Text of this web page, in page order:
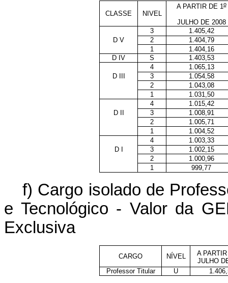
CLASSE NIVEL
A PARTIR DE 1o
JULHO DE 2008
3
1.405,42
D V
2
1.404,79
1
1.404,16
D IV
S
1.403,53
4
1.065,13
D III
3
1.054,58
2
1.043,08
1
1.031,50
4
1.015,42
D II
3
1.008,91
2
1.005,71
1
1.004,52
4
1.003,33
D I
3
1.002,15
2
1.000,96
1
999,77
f) Cargo isolado de
e Tecnológico - Valor da
Exclusiva
CARGO NÍVEL
A
JULHO
Professor Titular
U